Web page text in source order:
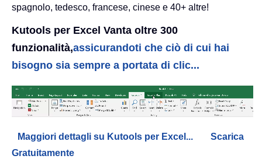
spagnolo, tedesco, francese, cinese e 40+ altre!
Kutools per Excel Vanta oltre 300
funzionalità,assicurandoti che ciò di cui hai
bisogno sia sempre a portata di clic...
Maggiori dettagli su Kutools per Excel...
Scarica
Gratuitamente